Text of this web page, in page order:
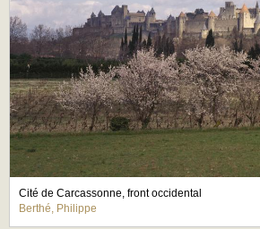
Cité de Carcassonne, front occidental
Berthé, Philippe